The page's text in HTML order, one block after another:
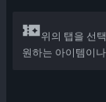
위의 탭을 선
원하는 아이템이